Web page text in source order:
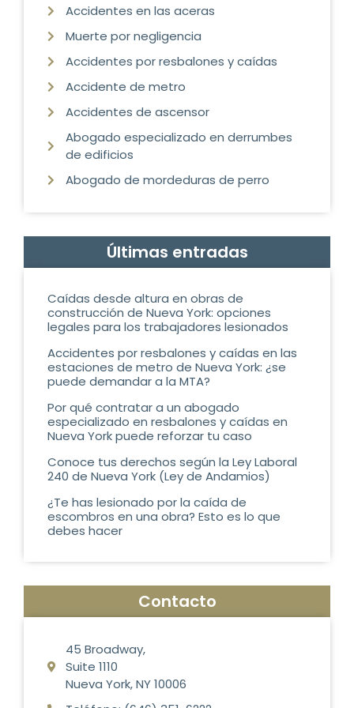
Accidentes en las aceras
Muerte por negligencia
Accidentes por resbalones y caídas
Accidente de metro
Accidentes de ascensor
Abogado especializado en derrumbes
de edificios
Abogado de mordeduras de perro
Últimas entradas
Caídas desde altura en obras de
construcción de Nueva York: opciones
legales para los trabajadores lesionados
Accidentes por resbalones y caídas en las
estaciones de metro de Nueva York: ¿se
puede demandar a la MTA?
Por qué contratar a un abogado
especializado en resbalones y caídas en
Nueva York puede reforzar tu caso
Conoce tus derechos según la Ley Laboral
240 de Nueva York (Ley de Andamios)
¿Te has lesionado por la caída de
escombros en una obra? Esto es lo que
debes hacer
Contacto
45 Broadway,
Suite 1110
Nueva York, NY 10006